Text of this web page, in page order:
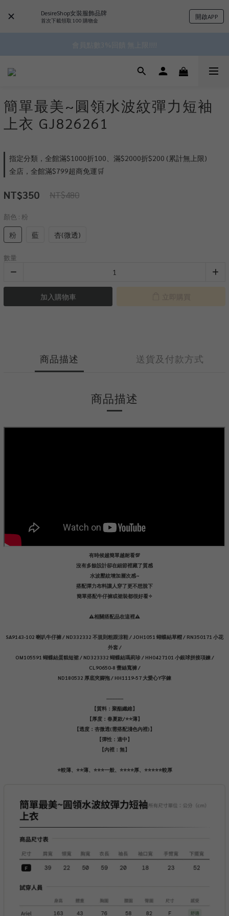
DesireShop女裝服飾品牌
首次下載領取 100 購物金 開啟APP
✿॰ॱ*｡ﾟ 全館滿$799即免運ॱ*｡ﾟ✿
^•ﻌ•^全館滿$1000現折$100 累計無上限 ♡ ✧*
會員點數3%回饋 無上限!!!!
✿॰ॱ*｡ﾟ 全館滿$799即免運ॱ*｡ﾟ✿
簡單最美~圓領水波紋彈力短袖
上衣 GJ826261
指定分類，全館滿$1000折100、滿$2000折$200 (累計無上限)
全店，全館滿$799超商免運🛒
NT$350 NT$480
顏色 : 粉
粉 藍 杏(微透)
數量
加入購物車 立即購買
商品描述 送貨及付款方式
商品描述
有時候越簡單越耐看💯
沒有多餘設計卻在細節裡藏了質感
水波壓紋增加層次感~
搭配彈力布料讓人穿了更不想脫下
簡單搭配牛仔褲或裙裝都很好看✧
⚠️相關搭配品在這裡⚠️
SA9143-102 喇叭牛仔褲 / ND332332 不規則粗跟涼鞋 / JOH1051 蝴蝶結草帽 / RN350171 小花
外套 /
OM105591 蝴蝶結蛋糕短裙 / ND323332 蝴蝶結瑪莉珍 / HH0427101 小銀球拼接項鍊 /
CL90650-8 蕾絲寬褲 /
ND180532 厚底夾腳拖 / HH1119-57 大愛心Y字鍊
-----------
【質料：聚酯纖維】
【厚度：春夏款/⭐️⭐️薄】
【透度：杏微透(需搭配淺色內裡)】
【彈性：適中】
【內裡：無】
⭐️較薄、⭐️⭐️薄、⭐️⭐️⭐️一般、⭐️⭐️⭐️⭐️厚、⭐️⭐️⭐️⭐️⭐️較厚